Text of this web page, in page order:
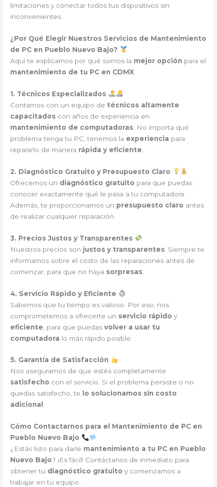
limitaciones y conectar todos tus dispositivos sin
inconvenientes.
¿Por Qué Elegir Nuestros Servicios de Mantenimiento
de PC en Pueblo Nuevo Bajo?
Aquí te explicamos por qué somos la mejor opción para el
mantenimiento de tu PC en CDMX:
1. Técnicos Especializados
Contamos con un equipo de técnicos altamente
capacitados con años de experiencia en
mantenimiento de computadoras . No importa qué
problema tenga tu PC, tenemos la experiencia para
repararlo de manera rápida y eficiente
2. Diagnóstico Gratuito y Presupuesto Claro
Ofrecemos un diagnóstico gratuito para que puedas
conocer exactamente qué le pasa a tu computadora.
Además, te proporcionamos un presupuesto claro antes
de realizar cualquier reparación.
3. Precios Justos y Transparentes
Nuestros precios son justos y transparentes . Siempre te
informamos sobre el costo de las reparaciones antes de
comenzar, para que no haya sorpresas
4. Servicio Rápido y Eficiente
Sabemos que tu tiempo es valioso. Por eso, nos
comprometemos a ofrecerte un servicio rápido y
eficiente , para que puedasvolver a usar tu
computadora lo más rápido posible.
5. Garantía de Satisfacción
Nos aseguramos de que estés completamente
satisfecho con el servicio. Si el problema persiste o no
quedas satisfecho, te
lo solucionamos sin costo
adicional .
Cómo Contactarnos para el Mantenimiento de PC en
Pueblo Nuevo Bajo
¿Estás listo para darle mantenimiento a tu PC en Pueblo
Nuevo Bajo? ¡Es fácil! Contáctanos de inmediato para
obtener tu diagnóstico gratuito y comenzamos a
trabajar en tu equipo.